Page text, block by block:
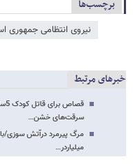
برچسب‌ها
نیروی انتظامی جمهوری
خبرهای مرتبط
سرقت‌های خشن…
میلیاردر…